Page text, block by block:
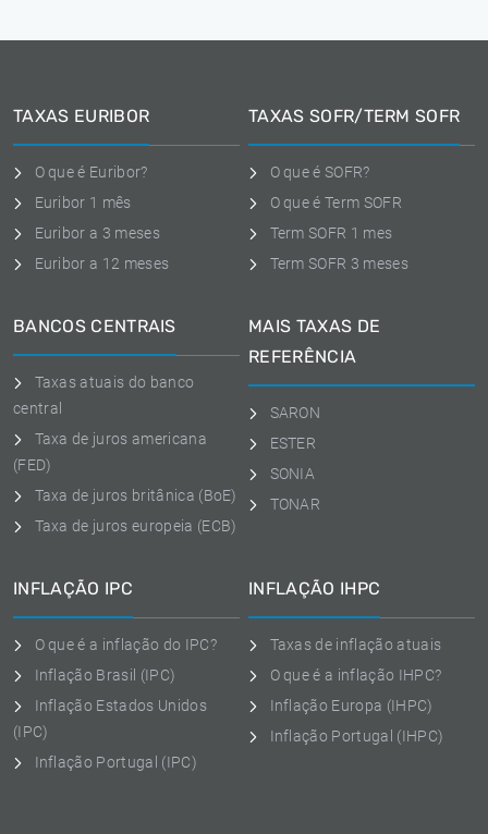
TAXAS EURIBOR
O que é Euribor?
Euribor 1 mês
Euribor a 3 meses
Euribor a 12 meses
TAXAS SOFR/TERM SOFR
O que é SOFR?
O que é Term SOFR
Term SOFR 1 mes
Term SOFR 3 meses
BANCOS CENTRAIS
Taxas atuais do banco
central
Taxa de juros americana
(FED)
Taxa de juros britânica (BoE)
Taxa de juros europeia (ECB)
MAIS TAXAS DE
REFERÊNCIA
SARON
ESTER
SONIA
TONAR
INFLAÇÃO IPC
O que é a inflação do IPC?
Inflação Brasil (IPC)
Inflação Estados Unidos
(IPC)
Inflação Portugal (IPC)
INFLAÇÃO IHPC
Taxas de inflação atuais
O que é a inflação IHPC?
Inflação Europa (IHPC)
Inflação Portugal (IHPC)